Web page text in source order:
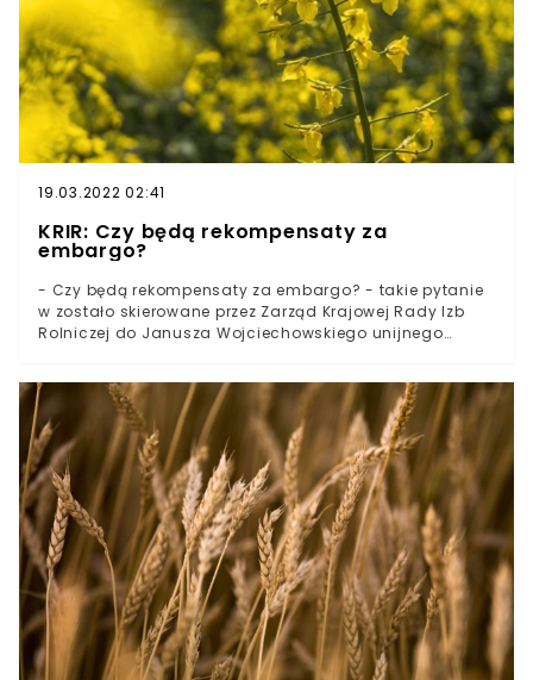
19.03.2022 02:41
KRIR: Czy będą rekompensaty za
embargo?
- Czy będą rekompensaty za embargo? - takie pytanie
w zostało skierowane przez Zarząd Krajowej Rady Izb
Rolniczej do Janusza Wojciechowskiego unijnego
zagranicznych. Jednym z elementów embarga ma być
wprowadzenie całkowitego zakazu importu soli
potasowej i nawozów potasowych. Sankcje, zdaniem
ministrów, mają uderzyć w spółki państwowe, jakie
wnoszą znaczny wkład w finansowanie reżimu na
Białorusi.